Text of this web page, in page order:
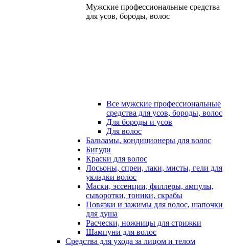
Мужские профессиональные средства
для усов, бороды, волос
Все мужские профессиональные
средства для усов, бороды, волос
Для бороды и усов
Для волос
Бальзамы, кондиционеры для волос
Бигуди
Краски для волос
Лосьоны, спреи, лаки, мисты, гели для
укладки волос
Маски, эссенции, филлеры, ампулы,
сыворотки, тоники, скрабы
Повязки и зажимы для волос, шапочки
для душа
Расчески, ножницы для стрижки
Шампуни для волос
Средства для ухода за лицом и телом